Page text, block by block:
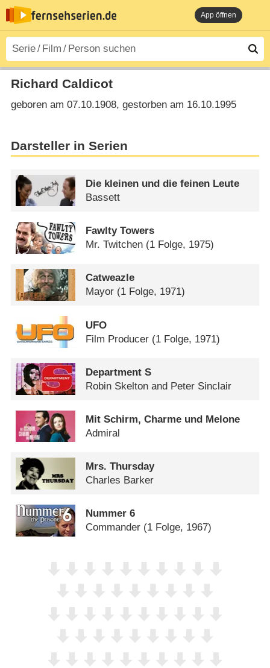
App öffnen
Richard Caldicot
geboren am 07.10.1908, gestorben am 16.10.1995
Darsteller in Serien
Die kleinen und die feinen Leute
Bassett
Fawlty Towers
Mr. Twitchen (1 Folge, 1975)
Catweazle
Mayor (1 Folge, 1971)
UFO
Film Producer (1 Folge, 1971)
Department S
Robin Skelton and Peter Sinclair
Mit Schirm, Charme und Melone
Admiral
Mrs. Thursday
Charles Barker
Nummer 6
Commander (1 Folge, 1967)